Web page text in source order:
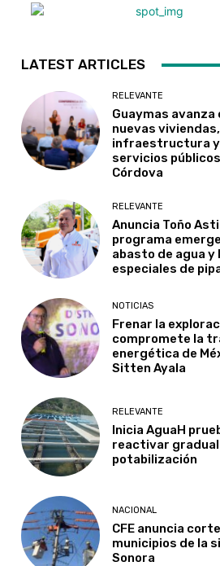
LATEST ARTICLES
RELEVANTE
Guaymas avanza
nuevas viviendas,
infraestructura y
servicios
Córdova
RELEVANTE
Anuncia Toño
programa
abasto de agua y
especiales de
NOTICIAS
Frenar la
compromete la
energética de
Sitten Ayala
RELEVANTE
Inicia AguaH
reactivar
potabilización
NACIONAL
CFE anuncia
municipios de la
Sonora